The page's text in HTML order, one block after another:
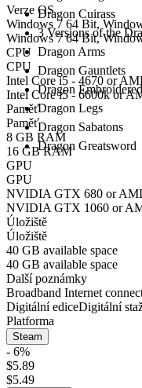
Dragon Cuirass
3 Versions of the
Dragon Arms
Dragon Gauntlets
Dragon
Dragon Legs
Dragon Sabatons
Dragon Greatsword
Verze OS
Windows 7 64 Bit,
Windows 7 64 Bit,
CPU
CPU
Intel Core i5 - 4670 or
Intel Core i5 - 6600k or
Paměť
Paměť
8 GB RAM
16 GB RAM
GPU
GPU
NVIDIA GTX 680 or
NVIDIA GTX 1060 or
Úložiště
Úložiště
40 GB available space
40 GB available space
Další poznámky
Broadband Internet
Digitální ediceDigitální
Platforma
Steam
- 6%
$5.89
$5.49